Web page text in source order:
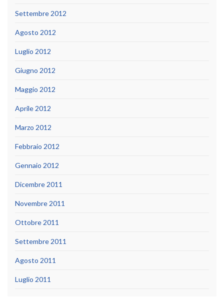
Settembre 2012
Agosto 2012
Luglio 2012
Giugno 2012
Maggio 2012
Aprile 2012
Marzo 2012
Febbraio 2012
Gennaio 2012
Dicembre 2011
Novembre 2011
Ottobre 2011
Settembre 2011
Agosto 2011
Luglio 2011